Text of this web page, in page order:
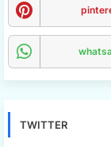
TWITTER